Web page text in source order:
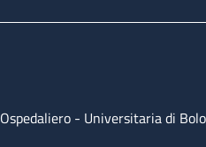
Ospedaliero - Universitaria di